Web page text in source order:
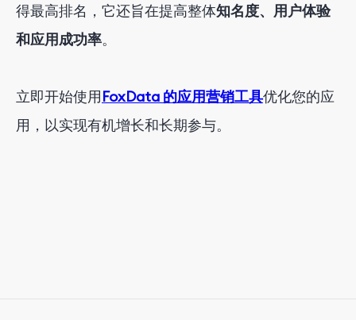
得最高排名，它还旨在提高整体知名度、用户体验
和应用成功率。
立即开始使用FoxData 的应用营销工具优化您的应
用，以实现有机增长和长期参与。